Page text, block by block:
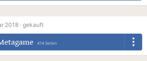
2018 · gekauft
414 Seiten